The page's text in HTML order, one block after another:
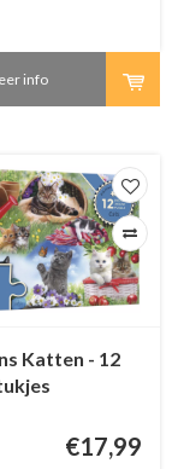
info
Katten - 12
€17,99